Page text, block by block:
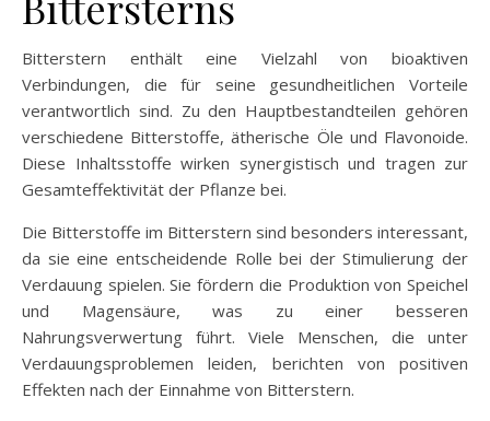
Bitterstern enthält eine Vielzahl von bioaktiven
Verbindungen, die für seine gesundheitlichen Vorteile
verantwortlich sind. Zu den Hauptbestandteilen gehören
verschiedene Bitterstoffe, ätherische Öle und Flavonoide.
Diese Inhaltsstoffe wirken synergistisch und tragen zur
Gesamteffektivität der Pflanze bei.
Die Bitterstoffe im Bitterstern sind besonders interessant,
da sie eine entscheidende Rolle bei der Stimulierung der
Verdauung spielen. Sie fördern die Produktion von Speichel
und Magensäure, was zu einer besseren
Nahrungsverwertung führt. Viele Menschen, die unter
Verdauungsproblemen leiden, berichten von positiven
Effekten nach der Einnahme von Bitterstern.